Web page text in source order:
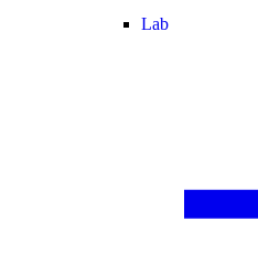
Lab